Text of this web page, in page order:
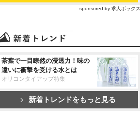
sponsored by 求人ボックス
茶葉で一目瞭然の浸透力！味の
違いに衝撃を受ける水とは
オリコンタイアップ特集
新着トレンドをもっと見る